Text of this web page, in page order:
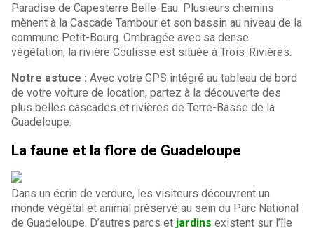
Paradise de Capesterre Belle-Eau. Plusieurs chemins
mènent à la Cascade Tambour et son bassin au niveau de la
commune Petit-Bourg. Ombragée avec sa dense
végétation, la rivière Coulisse est située à Trois-Rivières.
Notre astuce : Avec votre GPS intégré au tableau de bord
de votre voiture de location, partez à la découverte des
plus belles cascades et rivières de Terre-Basse de la
Guadeloupe.
La faune et la flore de Guadeloupe
Dans un écrin de verdure, les visiteurs découvrent un
monde végétal et animal préservé au sein du Parc National
de Guadeloupe. D’autres parcs et jardins existent sur l’île